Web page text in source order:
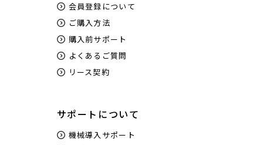
会員登録について
ご購入方法
購入前サポート
よくあるご質問
リース契約
サポートについて
機械導入サポート